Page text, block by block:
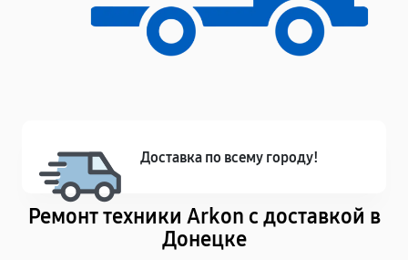
Ремонт техники Arkon с доставкой в
Донецке
Доставка по всему городу!